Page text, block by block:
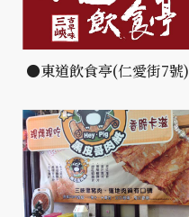
●東道飲食亭(仁愛街7號)